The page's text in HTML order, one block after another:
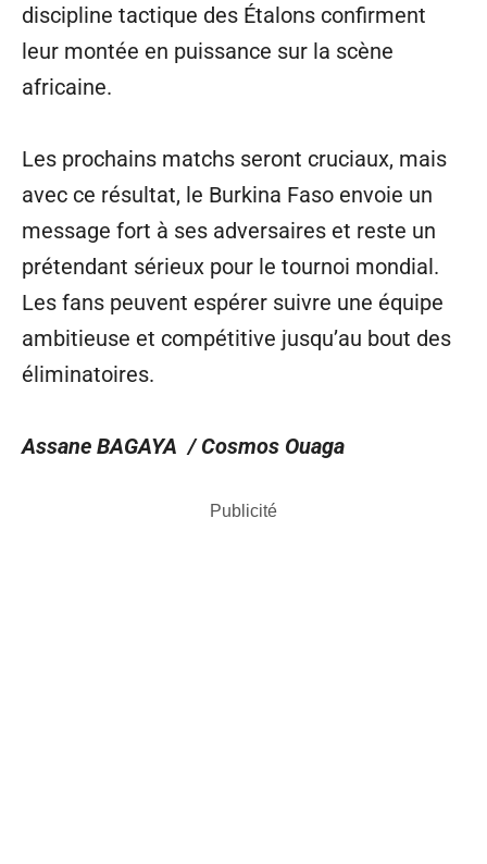
discipline tactique des Étalons confirment
leur montée en puissance sur la scène
africaine.
Les prochains matchs seront cruciaux, mais
avec ce résultat, le Burkina Faso envoie un
message fort à ses adversaires et reste un
prétendant sérieux pour le tournoi mondial.
Les fans peuvent espérer suivre une équipe
ambitieuse et compétitive jusqu’au bout des
éliminatoires.
Assane BAGAYA / Cosmos Ouaga
Publicité